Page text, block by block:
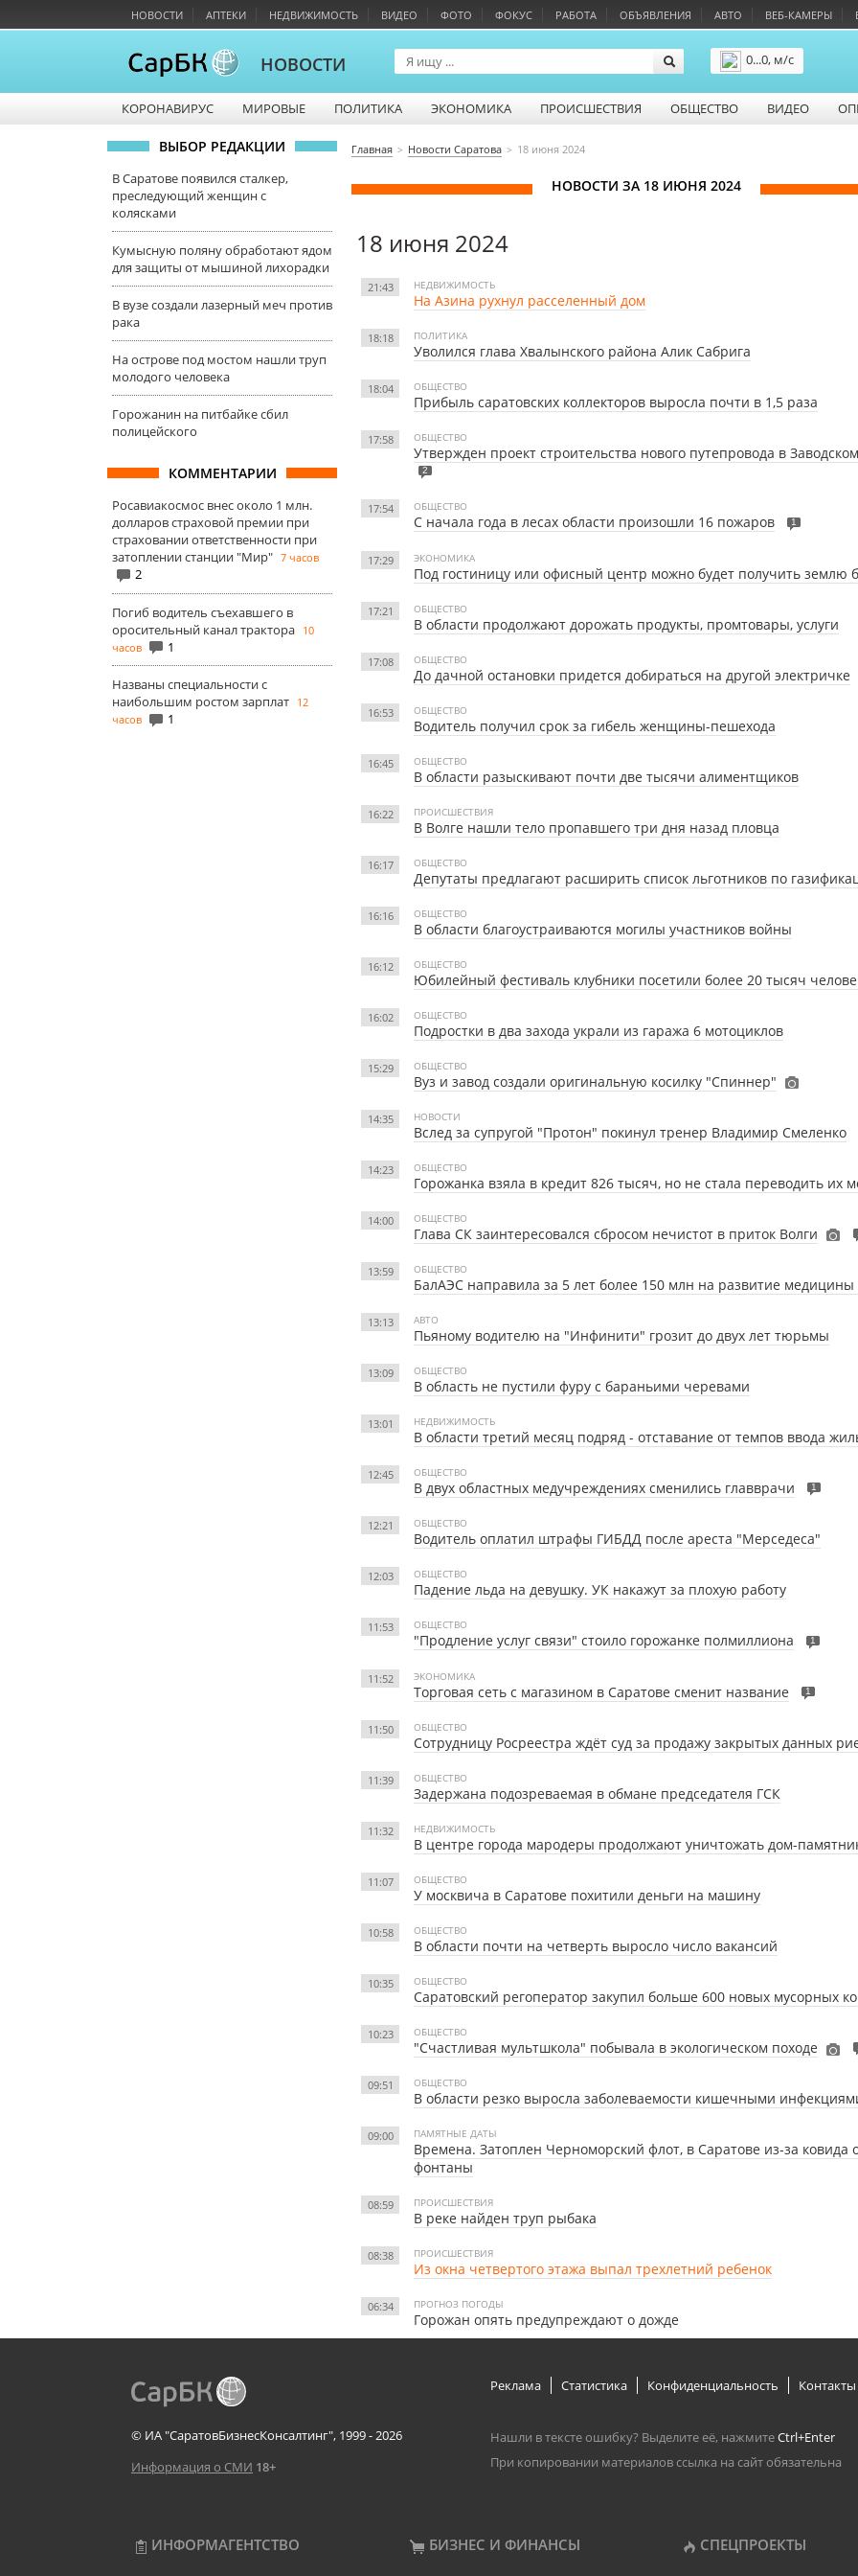
НОВОСТИ АПТЕКИ НЕДВИЖИМОСТЬ ВИДЕО ФОТО ФОКУС РАБОТА ОБЪЯВЛЕНИЯ АВТО ВЕБ-КАМЕРЫ
НОВОСТИ
0...0, м/с
КОРОНАВИРУС
МИРОВЫЕ ПОЛИТИКА ЭКОНОМИКА ПРОИСШЕСТВИЯ ОБЩЕСТВО ВИДЕО
ВЫБОР РЕДАКЦИИ
В Саратове появился сталкер,
преследующий женщин с
колясками
Кумысную поляну обработают ядом
для защиты от мышиной лихорадки
В вузе создали лазерный меч против
рака
На острове под мостом нашли труп
молодого человека
Горожанин на питбайке сбил
полицейского
КОММЕНТАРИИ
Росавиакосмос внес около 1 млн.
долларов страховой премии при
страховании ответственности при
затоплении станции "Мир" 7 часов
2
Погиб водитель съехавшего в
оросительный канал трактора 10
часов
1
Названы специальности с
наибольшим ростом зарплат 12
часов
1
Главная Новости Саратова 18 июня 2024
НОВОСТИ ЗА 18 ИЮНЯ 2024
18 июня 2024
21:43 НЕДВИЖИМОСТЬ
На Азина рухнул расселенный дом
18:18 ПОЛИТИКА
Уволился глава Хвалынского района Алик Сабрига
18:04 ОБЩЕСТВО
Прибыль саратовских коллекторов выросла почти в 1,5 раза
17:58 ОБЩЕСТВО
Утвержден проект строительства нового путепровода в
2
17:54 ОБЩЕСТВО
С начала года в лесах области произошли 16 пожаров 1
17:29 ЭКОНОМИКА
Под гостиницу или офисный центр можно будет получить землю
17:21 ОБЩЕСТВО
В области продолжают дорожать продукты, промтовары, услуги
17:08 ОБЩЕСТВО
До дачной остановки придется добираться на другой электричке
16:53 ОБЩЕСТВО
Водитель получил срок за гибель женщины-пешехода
16:45 ОБЩЕСТВО
В области разыскивают почти две тысячи алиментщиков
16:22 ПРОИСШЕСТВИЯ
В Волге нашли тело пропавшего три дня назад пловца
16:17 ОБЩЕСТВО
Депутаты предлагают расширить список льготников по
16:16 ОБЩЕСТВО
В области благоустраиваются могилы участников войны
16:12 ОБЩЕСТВО
Юбилейный фестиваль клубники посетили более 20 тысяч
16:02 ОБЩЕСТВО
Подростки в два захода украли из гаража 6 мотоциклов
15:29 ОБЩЕСТВО
Вуз и завод создали оригинальную косилку "Спиннер"
14:35 НОВОСТИ
Вслед за супругой "Протон" покинул тренер Владимир Смеленко
14:23 ОБЩЕСТВО
Горожанка взяла в кредит 826 тысяч, но не стала переводить их
14:00 ОБЩЕСТВО
Глава СК заинтересовался сбросом нечистот в приток Волги
13:59 ОБЩЕСТВО
БалАЭС направила за 5 лет более 150 млн на развитие медицины
13:13 АВТО
Пьяному водителю на "Инфинити" грозит до двух лет тюрьмы
13:09 ОБЩЕСТВО
В область не пустили фуру с бараньими черевами
13:01 НЕДВИЖИМОСТЬ
В области третий месяц подряд - отставание от темпов ввода
12:45 ОБЩЕСТВО
В двух областных медучреждениях сменились главврачи 1
12:21 ОБЩЕСТВО
Водитель оплатил штрафы ГИБДД после ареста "Мерседеса"
12:03 ОБЩЕСТВО
Падение льда на девушку. УК накажут за плохую работу
11:53 ОБЩЕСТВО
"Продление услуг связи" стоило горожанке полмиллиона 1
11:52 ЭКОНОМИКА
Торговая сеть с магазином в Саратове сменит название 1
11:50 ОБЩЕСТВО
Сотрудницу Росреестра ждёт суд за продажу закрытых данных
11:39 ОБЩЕСТВО
Задержана подозреваемая в обмане председателя ГСК
11:32 НЕДВИЖИМОСТЬ
В центре города мародеры продолжают уничтожать дом-
11:07 ОБЩЕСТВО
У москвича в Саратове похитили деньги на машину
10:58 ОБЩЕСТВО
В области почти на четверть выросло число вакансий
10:35 ОБЩЕСТВО
Саратовский регоператор закупил больше 600 новых мусорных
10:23 ОБЩЕСТВО
"Счастливая мультшкола" побывала в экологическом походе
09:51 ОБЩЕСТВО
В области резко выросла заболеваемости кишечными
09:00 ПАМЯТНЫЕ ДАТЫ
Времена. Затоплен Черноморский флот, в Саратове из-за ковида
фонтаны
08:59 ПРОИСШЕСТВИЯ
В реке найден труп рыбака
08:38 ПРОИСШЕСТВИЯ
Из окна четвертого этажа выпал трехлетний ребенок
06:34 ПРОГНОЗ ПОГОДЫ
Горожан опять предупреждают о дожде
© ИА "СаратовБизнесКонсалтинг", 1999 - 2026
Информация о СМИ 18+
Реклама Статистика Конфиденциальность Контакты
Нашли в тексте ошибку? Выделите её, нажмитеCtrl+Enter
При копировании материалов ссылка на сайт обязательна
ИНФОРМАГЕНТСТВО БИЗНЕС И ФИНАНСЫ СПЕЦПРОЕКТЫ